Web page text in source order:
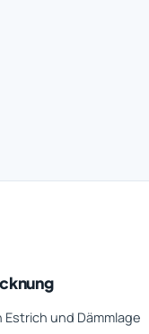
und Dämmlage